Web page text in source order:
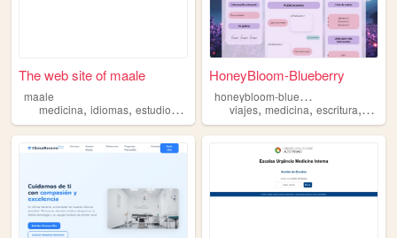
The web site of maale
maale
medicina, idiomas, estudio,ejercicio anime
HoneyBloom-Blueberry
h
oneybloom-blueberry
viajes,medicina,escritura, arte